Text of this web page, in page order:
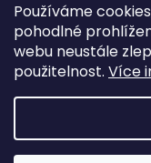
Používáme
pohodlné
webu neustále
použitelnost. Více
Copyright